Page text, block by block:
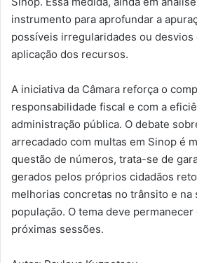
instrumento para aprofundar a
possíveis irregularidades ou desvios
aplicação dos recursos.
A iniciativa da Câmara reforça o
responsabilidade fiscal e com a
administração pública. O debate
arrecadado com multas em Sinop é
questão de números, trata-se de
gerados pelos próprios cidadãos
melhorias concretas no trânsito e na
população. O tema deve permanecer
próximas sessões.